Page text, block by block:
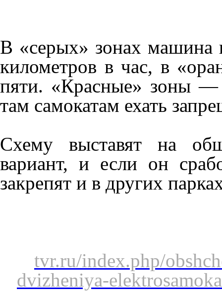
В «серых» зонах машина
километров в час, в
пяти. «Красные» зоны —
там самокатам ехать
Схему выставят на
вариант, и если он
закрепят и в других
tvr.ru/index.php/
dvizheniya-